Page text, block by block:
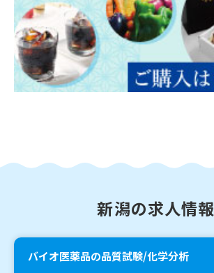
新潟の求人情報
バイオ医薬品の品質試験/化学分析